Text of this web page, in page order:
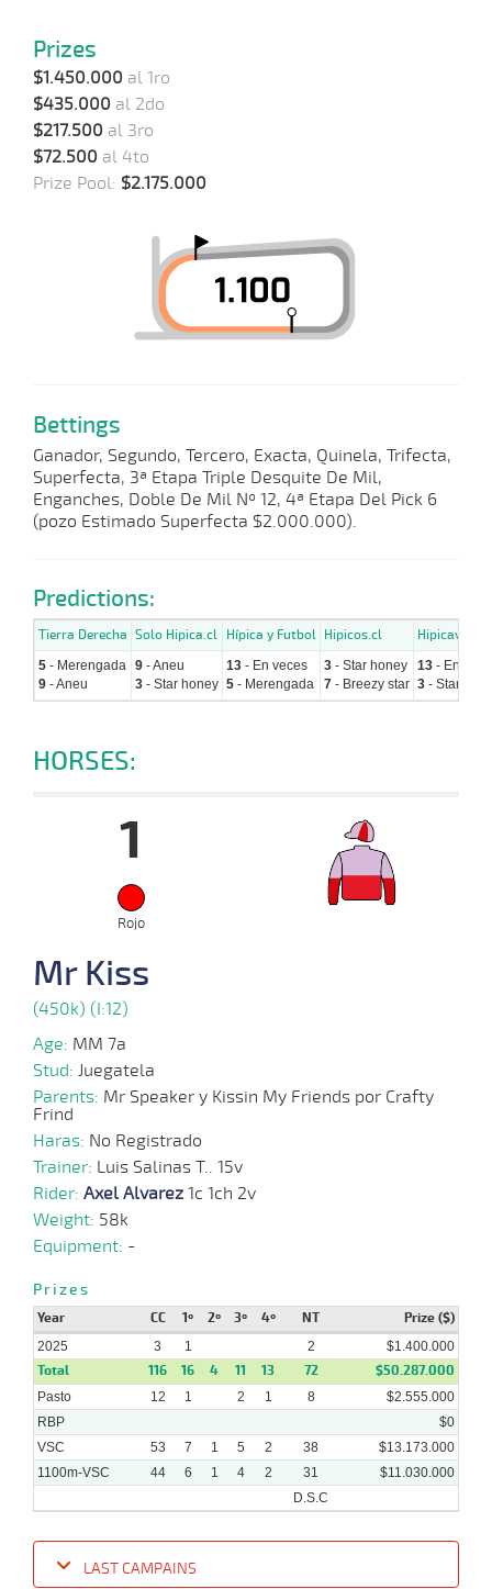
Prizes
$1.450.000 al 1ro
$435.000 al 2do
$217.500 al 3ro
$72.500 al 4to
Prize Pool: $2.175.000
Bettings
Ganador, Segundo, Tercero, Exacta, Quinela, Trifecta,
Superfecta, 3ª Etapa Triple Desquite De Mil,
Enganches, Doble De Mil Nº 12, 4ª Etapa Del Pick 6
(pozo Estimado Superfecta $2.000.000).
Predictions:
Tierra Derecha Solo Hipica.cl Hípica y Futbol Hipicos.cl
5 - Merengada
9 - Aneu
9 - Aneu
3 - Star honey
13 - En veces
5 - Merengada
3 - Star honey
7 - Breezy star
13 - En
3 - Star
HORSES:
1
Rojo
Mr Kiss
(450k) (I:12)
Age: MM 7a
Stud: Juegatela
Parents: Mr Speaker y Kissin My Friends por Crafty
Frind
Haras: No Registrado
Trainer: Luis Salinas T.. 15v
Rider: Axel Alvarez 1c 1ch 2v
Weight: 58k
Equipment: -
Prizes
Year CC 1º 2º 3º 4º NT Prize ($)
2025 3 1 2 $1.400.000
Total 116 16 4 11 13 72 $50.287.000
Pasto 12 1 2 1 8
$2.555.000
RBP
$0
VSC
53 7 1 5 2 38
$13.173.000
1100m-VSC
44 6 1 4 2 31
$11.030.000
D.S.C
LAST CAMPAINS